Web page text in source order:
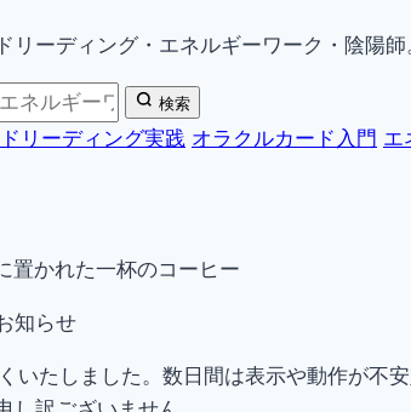
リーディング・エネルギーワーク・陰陽
検索
リーディング実践 オラクルカード入門 エ
知らせ
いたしました。数日間は表示や動作が不